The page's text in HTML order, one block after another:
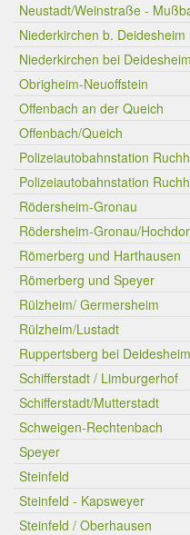
Neustadt/Weinstraße -
Niederkirchen b. Deidesheim
Niederkirchen bei Deidesheim
Obrigheim-Neuoffstein
Offenbach an der Queich
Offenbach/Queich
Polizeiautobahnstation
Polizeiautobahnstation
Rödersheim-Gronau
Rödersheim-Gronau/
Römerberg und Harthausen
Römerberg und Speyer
Rülzheim/ Germersheim
Rülzheim/Lustadt
Ruppertsberg bei Deidesheim
Schifferstadt / Limburgerhof
Schifferstadt/Mutterstadt
Schweigen-Rechtenbach
Speyer
Steinfeld
Steinfeld - Kapsweyer
Steinfeld / Oberhausen